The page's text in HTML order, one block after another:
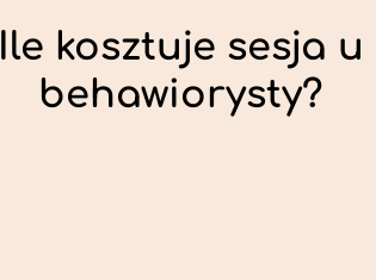
Ile kosztuje sesja u
behawiorysty?